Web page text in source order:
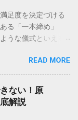
送会社です。特に
において圧倒的な
の宅配業者と少し
点が配送をコント
た柔軟な相談がし
ている悩みがどの
しょう。 1. 荷物の
足度を決定づける
る「一本締め」
うな儀式といえる
感じる方も多いは
ュアルな集まりま
えるための「一本
リフ例まで丁寧に
果 一本締めは、単
READ MORE
ない！原
解説